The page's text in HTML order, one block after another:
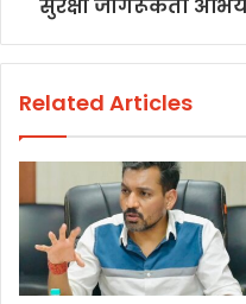
सुरक्षा जागरूकता
Related Articles